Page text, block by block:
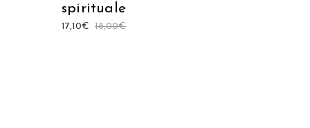
spirituale
18,00€
17,10€